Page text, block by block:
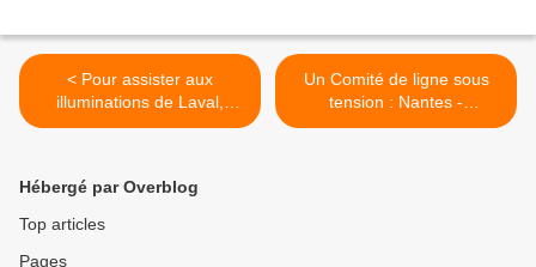
< Pour assister aux
illuminations de Laval,
facilitez-vous la vie prenez
Un Comité de ligne sous
tension : Nantes -
Châteaubriant >
Hébergé par Overblog
Top articles
Pages